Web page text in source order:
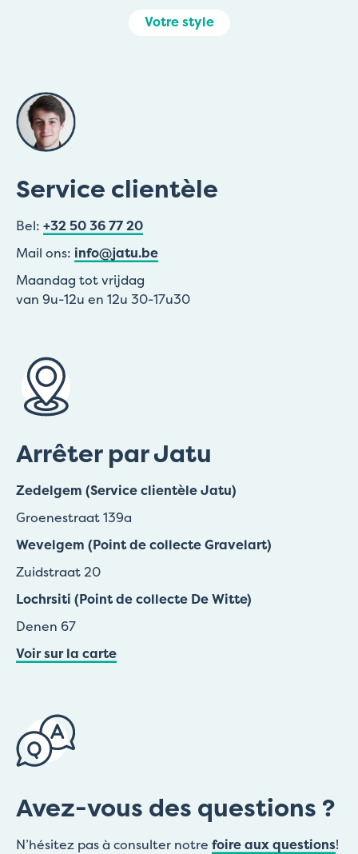
Votre style
Service clientèle
Bel: +32 50 36 77 20
Mail ons: info@jatu.be
Maandag tot vrijdag
van 9u-12u en 12u 30-17u30
Arrêter par Jatu
Zedelgem (Service clientèle Jatu)
Groenestraat 139a
Wevelgem (Point de collecte Gravelart)
Zuidstraat 20
Lochrsiti (Point de collecte De Witte)
Denen 67
Voir sur la carte
Avez-vous des questions ?
N’hésitez pas à consulter notre foire aux questions!